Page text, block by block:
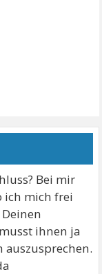
Bei mir
ich mich frei
ihnen ja
auszusprechen.